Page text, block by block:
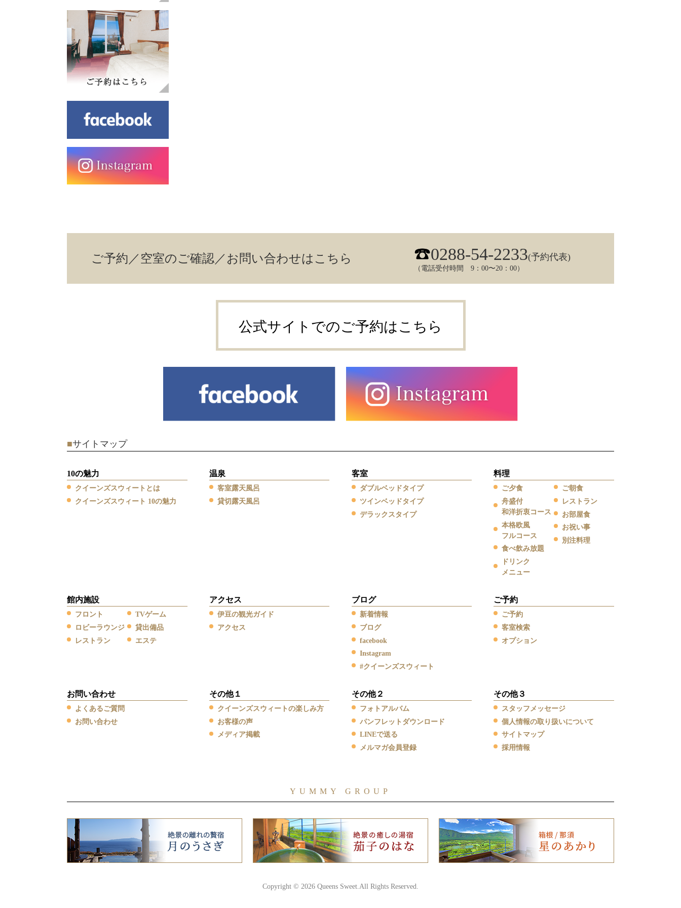
ご予約／空室のご確認／お問い合わせはこちら 0288-54-2233(予約代表)
（電話受付時間 9：00〜20：00）
公式サイトでのご予約はこちら
■サイトマップ
10の魅力
クイーンズスウィートとは
クイーンズスウィート 10の魅力
温泉
客室露天風呂
貸切露天風呂
客室
ダブルベッドタイプ
ツインベッドタイプ
デラックスタイプ
料理
ご夕食
舟盛付
和洋折衷コース
本格欧風
フルコース
食べ飲み放題
ドリンク
メニュー
ご朝食
レストラン
お部屋食
お祝い事
別注料理
館内施設
フロント
ロビーラウンジ
レストラン
TVゲーム
貸出備品
エステ
アクセス
伊豆の観光ガイド
アクセス
ブログ
新着情報
ブログ
facebook
Instagram
#クイーンズスウィート
ご予約
ご予約
客室検索
オプション
お問い合わせ
よくあるご質問
お問い合わせ
その他１
クイーンズスウィートの楽しみ方
お客様の声
メディア掲載
その他２
フォトアルバム
パンフレットダウンロード
LINEで送る
メルマガ会員登録
その他３
スタッフメッセージ
個人情報の取り扱いについて
サイトマップ
採用情報
YUMMY GROUP
Copyright © 2026 Queens Sweet.All Rights Reserved.